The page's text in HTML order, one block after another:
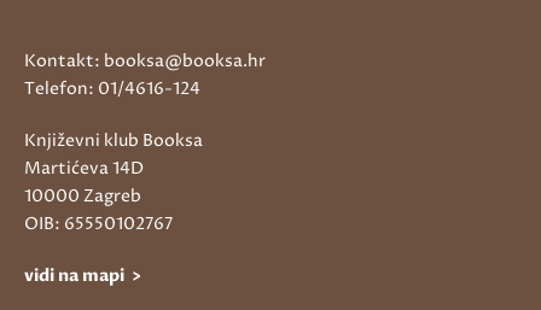
Kontakt: booksa@booksa.hr
Telefon: 01/4616-124
Književni klub Booksa
Martićeva 14D
10000 Zagreb
OIB: 65550102767
vidi na mapi >